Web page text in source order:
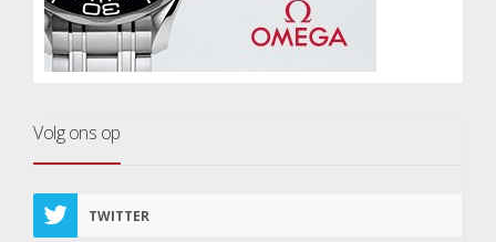
Volg ons op
TWITTER